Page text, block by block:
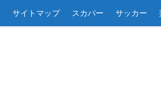
サイトマップ スカパー サッカー